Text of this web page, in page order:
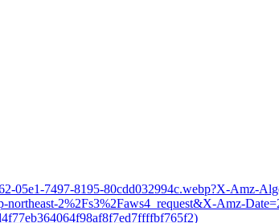
05e1-7497-8195-80cdd032994c.webp?X-
2%2Fs3%2Faws4_request&X-Amz-